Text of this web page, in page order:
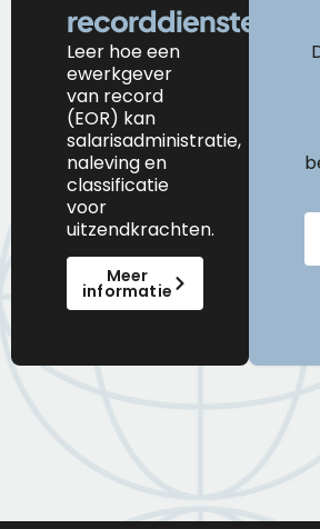
recorddiensten
Leer hoeeen
ewerkgever
van record
(EOR) kan
salarisadministratie,
naleving en
classificatie
voor
uitzendkrachten.
Meer
informatie